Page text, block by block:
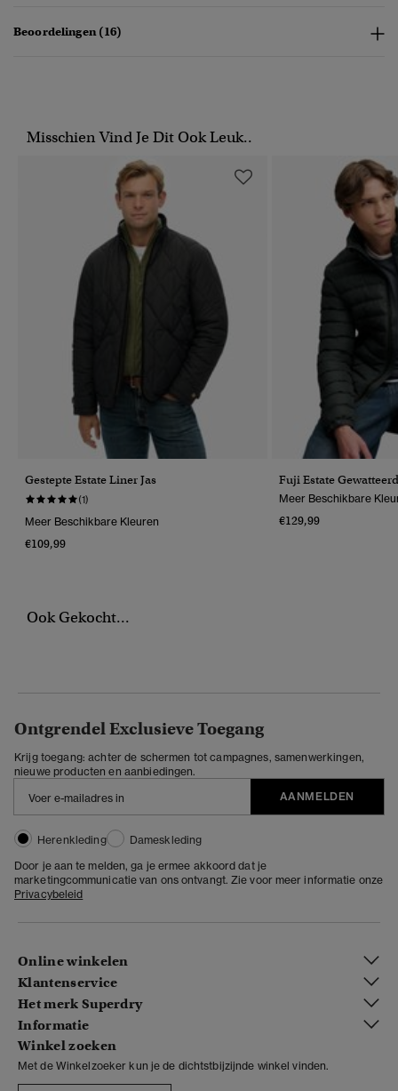
Beoordelingen (16)
Misschien Vind Je Dit Ook Leuk..
Gestepte Estate Liner Jas
(1)
Meer Beschikbare Kleuren
€109,99
Fuji Estate
Meer Beschikbare
€129,99
Ook Gekocht...
Ontgrendel Exclusieve Toegang
Krijg toegang: achter de schermen tot campagnes, samenwerkingen,
nieuwe producten en aanbiedingen.
AANMELDEN
Herenkleding
Dameskleding
Door je aan te melden, ga je ermee akkoord dat je
marketingcommunicatie van ons ontvangt. Zie voor meer informatie onze
Privacybeleid
Online winkelen
Klantenservice
Het merk Superdry
Informatie
Winkel zoeken
Met de Winkelzoeker kun je de dichtstbijzijnde winkel vinden.